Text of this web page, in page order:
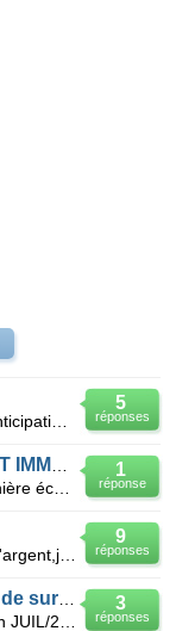
5
réponses
1
réponse
9
réponses
3
réponses